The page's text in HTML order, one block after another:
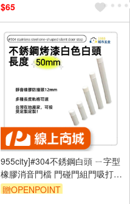
$65
955city]#304不銹鋼白頭 ㄧ字型
橡膠消音門檔 門碰門組門吸打孔
款1101-B 不銹鋼烤漆白+白頭
贈OPENPOINT